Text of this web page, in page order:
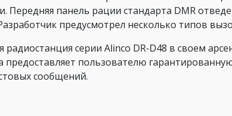
Передняя панель рации стандарта DMR
предусмотрел несколько типов
радиостанция серии Alinco DR-D48 в своем
предоставляет пользователю
сообщений.